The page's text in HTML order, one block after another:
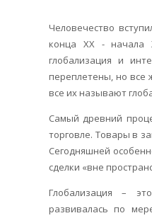
Человечество
конца XX - начала
глобализация и
переплетены, но все
все их называют
Самый древний
торговле. Товары в
Сегодняшней
сделки «вне
Глобализация –
развивалась по